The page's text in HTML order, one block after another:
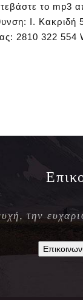
το
Ι.
2810 322
την